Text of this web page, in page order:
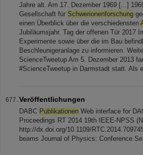
Jahre alt. Am 17. Dezember 1969 [...]
Gesellschaft für Schwerionenforschung
einen Überblick über die verschiedensten
Jubiläumsjahr. Tag der offenen Tür 2017
Experimente sowie über die im Bau
Beschleunigeranlage zu informieren.
ScienceTweetup Am 5. Dezember 2013
#ScienceTweetup in Darmstadt statt. Als
Veröffentlichungen
DABC Publikationen Web interface for
Proceedings RT 2014 19th IEEE-NPSS
http://dx.doi.org/10.1109/
beams Journal of Physics: Conference